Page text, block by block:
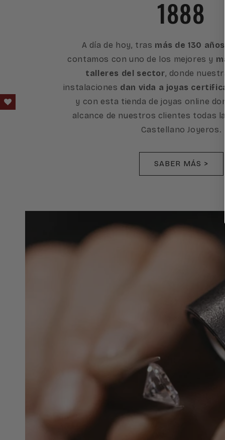
1888
A día de hoy, tras más de 130
contamos con uno de los mejores y
talleres del sector, donde
instalaciones dan vida a joyas
y con esta tienda de joyas online
alcance de nuestros clientes todas
Castellano Joyeros.
SABER MÁS >